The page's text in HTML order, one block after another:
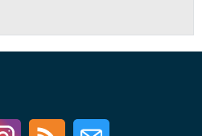
InstagramRSS Newsletter